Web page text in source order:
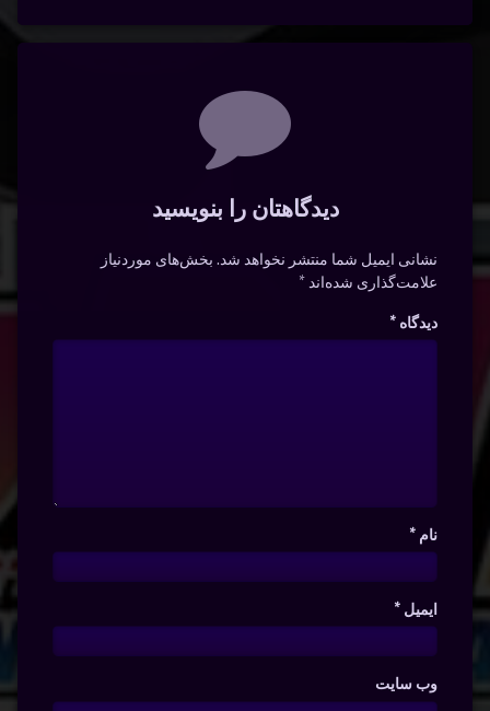
دیدگاهتان را بنویسید
نشانی ایمیل شما منتشر نخواهد شد. بخش‌های موردنیاز
علامت‌گذاری شده‌اند*
دیدگاه *
نام *
ایمیل *
وب‌ سایت